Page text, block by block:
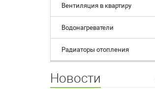
Вентиляция в квартиру
Водонагреватели
Радиаторы отопления
Новости